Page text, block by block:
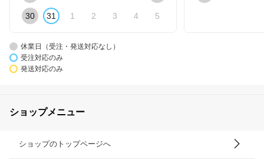
30 31 1 2 3 4 5
休業日（受注・発送対応なし）
受注対応のみ
発送対応のみ
ショップメニュー
ショップのトップページへ